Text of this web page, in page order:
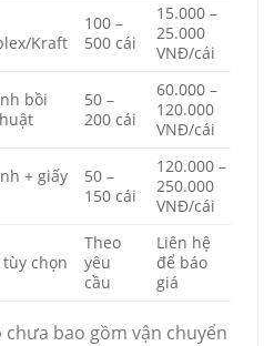
Kraft
100 –
500 cái
15.000 –
25.000
VNĐ/cái
bồi
50 –
200 cái
60.000 –
120.000
VNĐ/cái
+ giấy
50 –
150 cái
120.000 –
250.000
VNĐ/cái
chọn
Theo
yêu
cầu
Liên hệ
để báo
giá
chưa bao gồm vận chuyển